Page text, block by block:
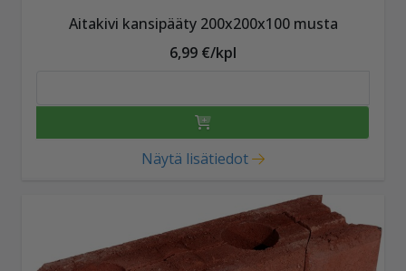
Aitakivi kansipääty 200x200x100 musta
6,99 €/kpl
Näytä lisätiedot